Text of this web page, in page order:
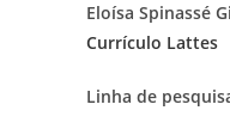
Eloísa Spinassé
Currículo Lattes
Linha de